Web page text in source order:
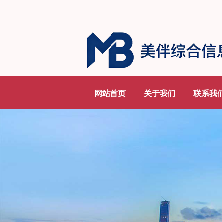
网站首页 关于我们 联系我